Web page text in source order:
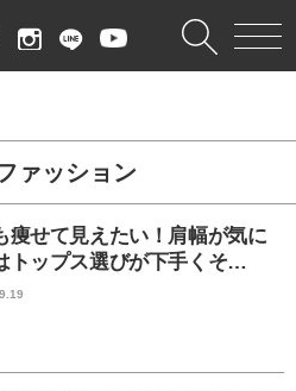
ァッション
痩せて見えたい！肩幅が気に
トップス選びが下手くそ…